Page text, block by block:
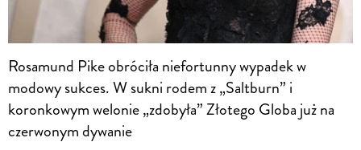
Rosamund Pike obróciła niefortunny wypadek w
modowy sukces. W sukni rodem z „Saltburn” i
koronkowym welonie „zdobyła” Złotego Globa już na
czerwonym dywanie